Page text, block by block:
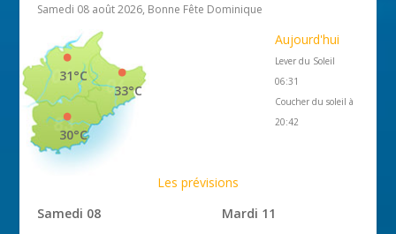
Samedi 08 août 2026, Bonne Fête Dominique
33°C
31°C
30°C
Aujourd'hui
Lever du Soleil
06:31
Coucher du soleil à
20:42
Les prévisions
Samedi 08
Mardi 11